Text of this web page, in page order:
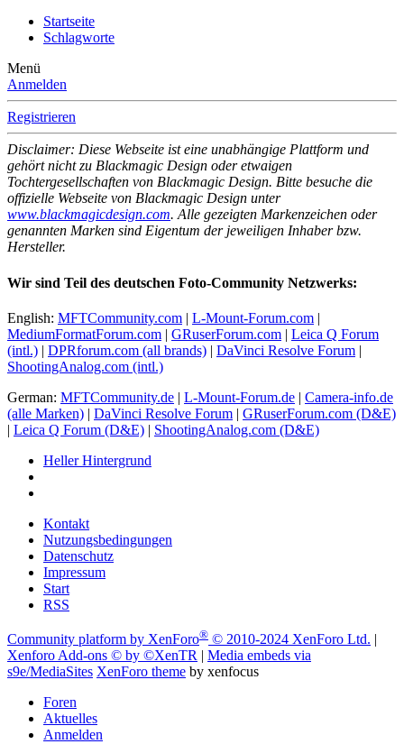
Startseite
Schlagworte
Menü
Anmelden
Registrieren
Disclaimer: Diese Webseite ist eine unabhängige Plattform und
gehört nicht zu Blackmagic Design oder etwaigen
Tochtergesellschaften von Blackmagic Design. Bitte besuche die
offizielle Webseite von Blackmagic Design unter
www.blackmagicdesign.com. Alle gezeigten Markenzeichen oder
genannten Marken sind Eigentum der jeweiligen Inhaber bzw.
Hersteller.
Wir sind Teil des deutschen Foto-Community Netzwerks:
English: MFTCommunity.com | L-Mount-Forum.com |
MediumFormatForum.com | GRuserForum.com | Leica Q Forum
(intl.) | DPRforum.com (all brands) | DaVinci Resolve Forum |
ShootingAnalog.com (intl.)
German: MFTCommunity.de | L-Mount-Forum.de | Camera-info.de
(alle Marken) | DaVinci Resolve Forum | GRuserForum.com (D&E)
| Leica Q Forum (D&E) | ShootingAnalog.com (D&E)
Heller Hintergrund
Kontakt
Nutzungsbedingungen
Datenschutz
Impressum
Start
RSS
Community platform by XenForo® © 2010-2024 XenForo Ltd. |
Xenforo Add-ons © by ©XenTR | Media embeds via
s9e/MediaSites XenForo theme by xenfocus
Foren
Aktuelles
Anmelden